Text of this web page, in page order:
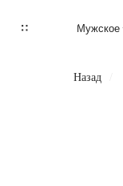
Мужское
Назад